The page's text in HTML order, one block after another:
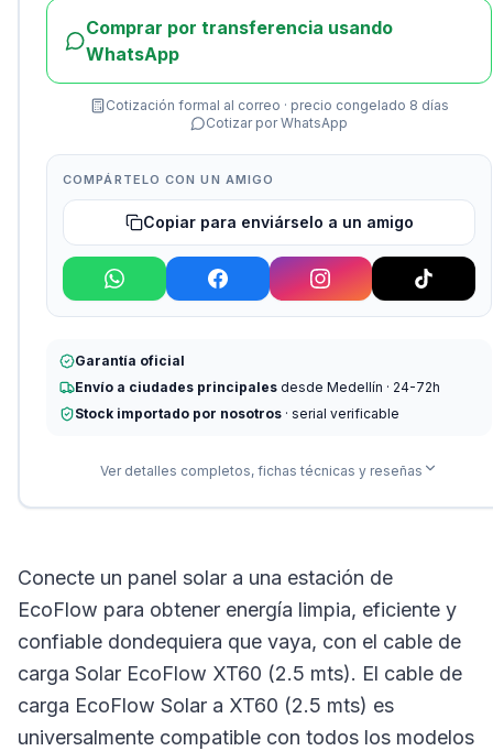
Comprar por transferencia usando
WhatsApp
Cotización formal al correo · precio congelado 8 días
Cotizar por WhatsApp
COMPÁRTELO CON UN AMIGO
Copiar para enviárselo a un amigo
Garantía oficial
Envío a ciudades principales desde Medellín · 24-72h
Stock importado por nosotros · serial verificable
Ver detalles completos, fichas técnicas y reseñas
Conecte un panel solar a una estación de
EcoFlow para obtener energía limpia, eficiente y
confiable dondequiera que vaya, con el cable de
carga Solar EcoFlow XT60 (2.5 mts). El cable de
carga EcoFlow Solar a XT60 (2.5 mts) es
universalmente compatible con todos los modelos